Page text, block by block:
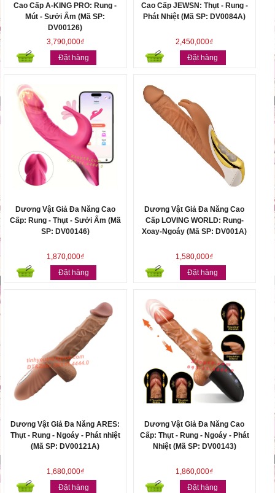
Cao Cấp A-KING PRO: Rung -
Mút - Sưởi Ấm (Mã SP:
DV00126)
3,790,000₫
Đặt hàng
Cao Cấp JEWSN: Thụt - Rung -
Phát Nhiệt (Mã SP: DV0084A)
2,450,000₫
Đặt hàng
Dương Vật Giả Đa Năng Cao
Cấp: Rung - Thụt - Sưởi Ấm (Mã
SP: DV00146)
1,870,000₫
Đặt hàng
Dương Vật Giả Đa Năng Cao
Cấp LOVING WORLD: Rung-
Xoay-Ngoáy (Mã SP: DV001A)
1,580,000₫
Đặt hàng
Dương Vật Giả Đa Năng ARES:
Thụt - Rung - Ngoáy - Phát nhiệt
(Mã SP: DV00121A)
1,680,000₫
Đặt hàng
Dương Vật Giả Đa Năng Cao
Cấp: Thụt - Rung - Ngoáy - Phát
Nhiệt (Mã SP: DV00143)
1,860,000₫
Đặt hàng